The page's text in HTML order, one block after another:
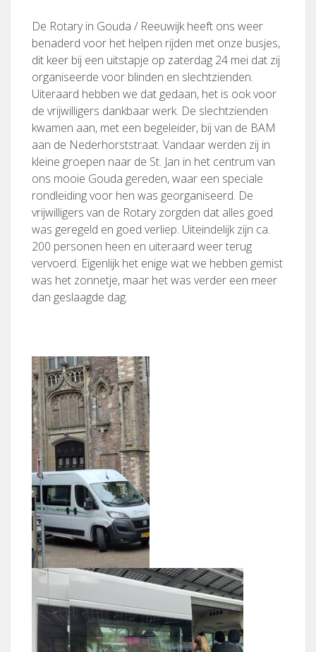
De Rotary in Gouda / Reeuwijk heeft ons weer
benaderd voor het helpen rijden met onze busjes,
dit keer bij een uitstapje op zaterdag 24 mei dat zij
organiseerde voor blinden en slechtzienden.
Uiteraard hebben we dat gedaan, het is ook voor
de vrijwilligers dankbaar werk. De slechtzienden
kwamen aan, met een begeleider, bij van de BAM
aan de Nederhorststraat. Vandaar werden zij in
kleine groepen naar de St. Jan in het centrum van
ons mooie Gouda gereden, waar een speciale
rondleiding voor hen was georganiseerd. De
vrijwilligers van de Rotary zorgden dat alles goed
was geregeld en goed verliep. Uiteindelijk zijn ca.
200 personen heen en uiteraard weer terug
vervoerd. Eigenlijk het enige wat we hebben gemist
was het zonnetje, maar het was verder een meer
dan geslaagde dag.